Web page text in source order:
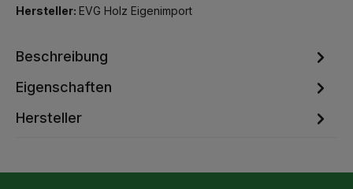
Hersteller: EVG Holz Eigenimport
Beschreibung
Eigenschaften
Hersteller